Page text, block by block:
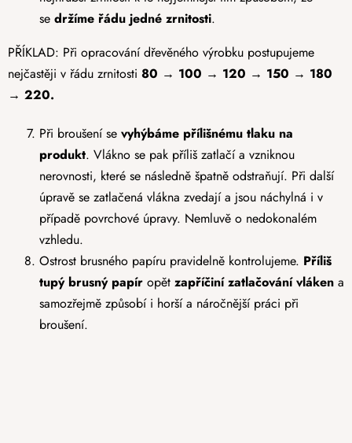
se držíme řádu jedné zrnitosti.
PŘÍKLAD: Při opracování dřevěného výrobku postupujeme
nejčastěji v řádu zrnitosti 80 → 100 → 120 → 150 → 180
→ 220.
Při broušení se vyhýbáme přílišnému tlaku na
produkt. Vlákno se pak příliš zatlačí a vzniknou
nerovnosti, které se následně špatně odstraňují. Při další
úpravě se zatlačená vlákna zvedají a jsou náchylná i v
případě povrchové úpravy. Nemluvě o nedokonalém
vzhledu.
Ostrost brusného papíru pravidelně kontrolujeme. Příliš
tupý brusný papír opět zapříčiní zatlačování vláken a
samozřejmě způsobí i horší a náročnější práci při
broušení.